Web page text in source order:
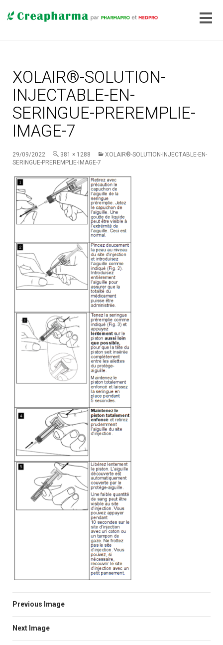
XOLAIR®-SOLUTION-
INJECTABLE-EN-
SERINGUE-PREREMPLIE-
IMAGE-7
29/09/2022 381 × 1288
XOLAIR®-SOLUTION-INJECTABLE-EN-
SERINGUE-PREREMPLIE-IMAGE-7
Previous Image
Next Image